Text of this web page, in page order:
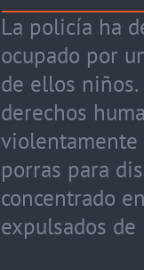
La policía ha
ocupado por
de ellos
derechos
violentamente
porras para
concentrado
expulsados